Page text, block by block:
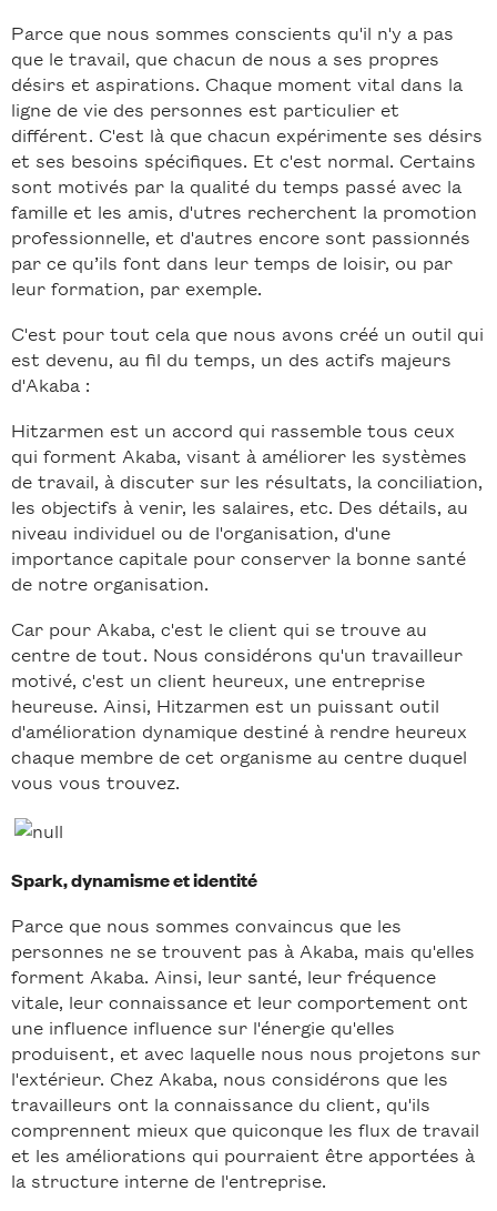
Parce que nous sommes conscients qu'il n'y a pas
que le travail, que chacun de nous a ses propres
désirs et aspirations. Chaque moment vital dans la
ligne de vie des personnes est particulier et
différent. C'est là que chacun expérimente ses désirs
et ses besoins spécifiques. Et c'est normal. Certains
sont motivés par la qualité du temps passé avec la
famille et les amis, d'utres recherchent la promotion
professionnelle, et d'autres encore sont passionnés
par ce qu’ils font dans leur temps de loisir, ou par
leur formation, par exemple.
C'est pour tout cela que nous avons créé un outil qui
est devenu, au fil du temps, un des actifs majeurs
d'Akaba :
Hitzarmen est un accord qui rassemble tous ceux
qui forment Akaba, visant à améliorer les systèmes
de travail, à discuter sur les résultats, la conciliation,
les objectifs à venir, les salaires, etc. Des détails, au
niveau individuel ou de l'organisation, d'une
importance capitale pour conserver la bonne santé
de notre organisation.
Car pour Akaba, c'est le client qui se trouve au
centre de tout. Nous considérons qu'un travailleur
motivé, c'est un client heureux, une entreprise
heureuse. Ainsi, Hitzarmen est un puissant outil
d'amélioration dynamique destiné à rendre heureux
chaque membre de cet organisme au centre duquel
vous vous trouvez.
Spark, dynamisme et identité
Parce que nous sommes convaincus que les
personnes ne se trouvent pas à Akaba, mais qu'elles
forment Akaba. Ainsi, leur santé, leur fréquence
vitale, leur connaissance et leur comportement ont
une influence influence sur l'énergie qu'elles
produisent, et avec laquelle nous nous projetons sur
l'extérieur. Chez Akaba, nous considérons que les
travailleurs ont la connaissance du client, qu'ils
comprennent mieux que quiconque les flux de travail
et les améliorations qui pourraient être apportées à
la structure interne de l'entreprise.